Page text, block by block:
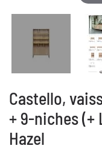
Castello,
+ 9-niches (+
Hazel